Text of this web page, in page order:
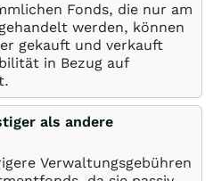
Fonds, die nur am
werden, können
gekauft und verkauft
in Bezug auf
als andere
Verwaltungsgebühren